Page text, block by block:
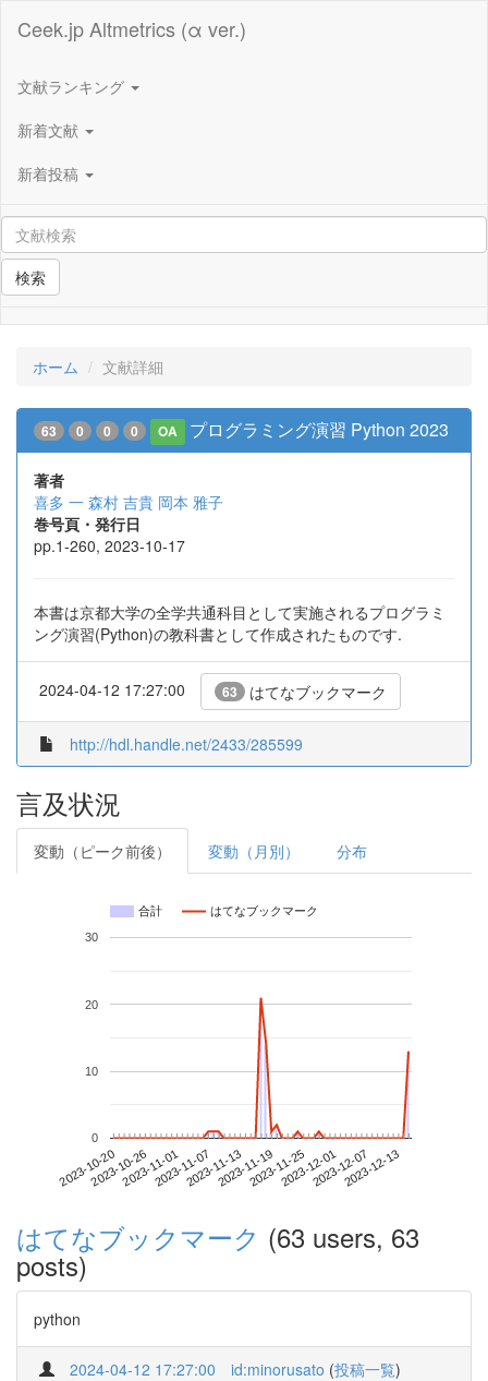
Ceek.jp Altmetrics (α ver.)
文献ランキング
新着文献
新着投稿
検索
ホーム 文献詳細
63 0 0 0 OA プログラミング演習 Python 2023
著者
喜多 一 森村 吉貴 岡本 雅子
巻号頁・発行日
pp.1-260, 2023-10-17
本書は京都大学の全学共通科目として実施されるプログラミ
ング演習(Python)の教科書として作成されたものです.
2024-04-12 17:27:00 63 はてなブックマーク
http://hdl.handle.net/2433/285599
言及状況
変動（ピーク前後） 変動（月別） 分布
合計 はてなブックマーク
2023-10-202023-10-262023-11-012023-11-072023-11-132023-11-192023-11-252023-12-012023-12-072023-12-13
0
10
20
30
はてなブックマーク (63 users, 63
posts)
python
2024-04-12 17:27:00 id:minorusato (投稿一覧)